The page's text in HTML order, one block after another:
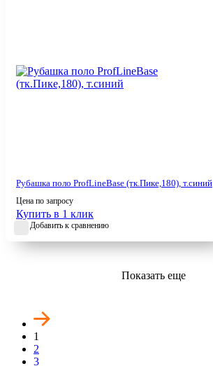
Рубашка поло ProfLineBase (тк.Пике,180), т.синий
Цена по запросу
Купить в 1 клик
Добавить к сравнению
Показать еще
1
2
3